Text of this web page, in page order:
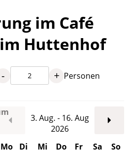
im Café
Huttenhof
- + Personen
3. Aug. - 16. Aug
2026
Mo
Di Mi Do Fr Sa
So